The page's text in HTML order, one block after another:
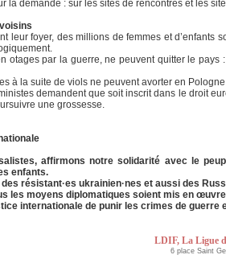
la demande : sur les sites de rencontres et les
leur foyer, des millions de femmes et
otages par la guerre, ne peuvent quitter le
à la suite de viols ne peuvent avorter en
demandent que soit inscrit dans le droit
une grossesse.
affirmons notre solidarité avec le
enfants.
résistant·es ukrainien·nes et aussi des
les moyens diplomatiques soient mis en
internationale de punir les crimes de
LDIF, La Ligue
6 place Saint